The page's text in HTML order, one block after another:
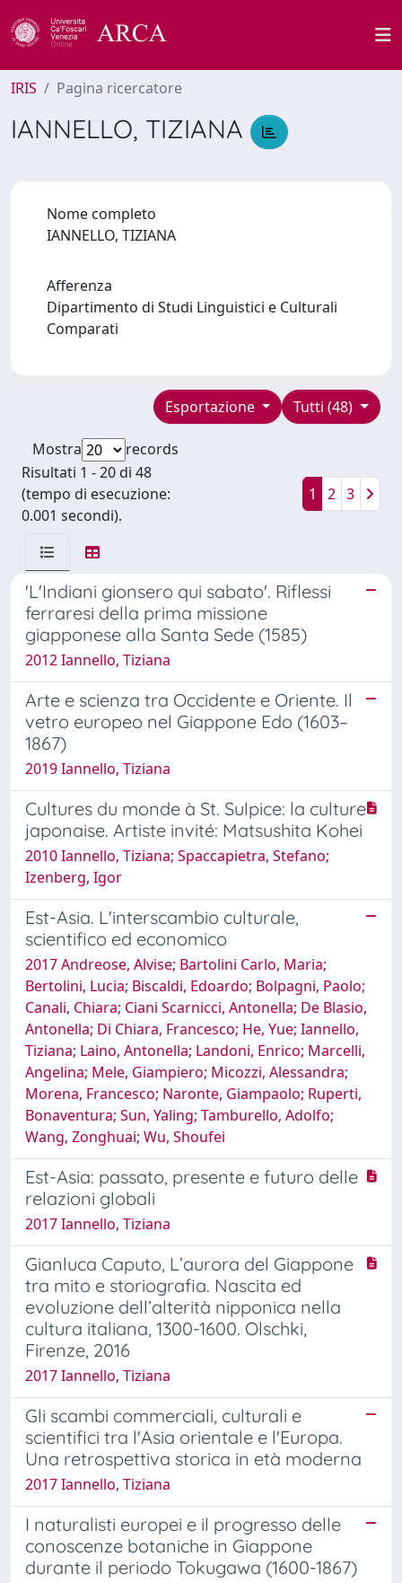
IRIS Pagina ricercatore
IANNELLO, TIZIANA
Nome completo
IANNELLO, TIZIANA
Afferenza
Dipartimento di Studi Linguistici e Culturali
Comparati
Tutti (48)
Esportazione
Mostra
records
Risultati 1 - 20 di 48
(tempo di esecuzione:
0.001 secondi).
1 2 3
'L'Indiani gionsero qui sabato'. Riflessi
ferraresi della prima missione
giapponese alla Santa Sede (1585)
2012 Iannello, Tiziana
Arte e scienza tra Occidente e Oriente. Il
vetro europeo nel Giappone Edo (1603–
1867)
2019 Iannello, Tiziana
Cultures du monde à St. Sulpice: la culture
japonaise. Artiste invité: Matsushita Kohei
2010 Iannello, Tiziana; Spaccapietra, Stefano;
Izenberg, Igor
Est-Asia. L'interscambio culturale,
scientifico ed economico
2017 Andreose, Alvise; Bartolini Carlo, Maria;
Bertolini, Lucia; Biscaldi, Edoardo; Bolpagni, Paolo;
Canali, Chiara; Ciani Scarnicci, Antonella; De Blasio,
Antonella; Di Chiara, Francesco; He, Yue; Iannello,
Tiziana; Laino, Antonella; Landoni, Enrico; Marcelli,
Angelina; Mele, Giampiero; Micozzi, Alessandra;
Morena, Francesco; Naronte, Giampaolo; Ruperti,
Bonaventura; Sun, Yaling; Tamburello, Adolfo;
Wang, Zonghuai; Wu, Shoufei
Est-Asia: passato, presente e futuro delle
relazioni globali
2017 Iannello, Tiziana
Gianluca Caputo, L’aurora del Giappone
tra mito e storiografia. Nascita ed
evoluzione dell’alterità nipponica nella
cultura italiana, 1300-1600. Olschki,
Firenze, 2016
2017 Iannello, Tiziana
Gli scambi commerciali, culturali e
scientifici tra l'Asia orientale e l'Europa.
Una retrospettiva storica in età moderna
2017 Iannello, Tiziana
I naturalisti europei e il progresso delle
conoscenze botaniche in Giappone
durante il periodo Tokugawa (1600-1867)